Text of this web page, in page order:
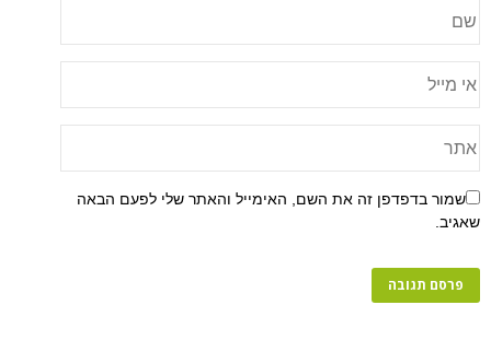
שמור בדפדפן זה את השם, האימייל והאתר שלי לפעם הבאה
שאגיב.